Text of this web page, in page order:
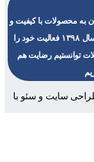
به محصولات با کیفیت و
استاندارد در زمینه محصولات اداری و خانگی در سال ۱۳۹۸ فعالیت خود را
توانستیم رضایت هم
سایت و سئو با